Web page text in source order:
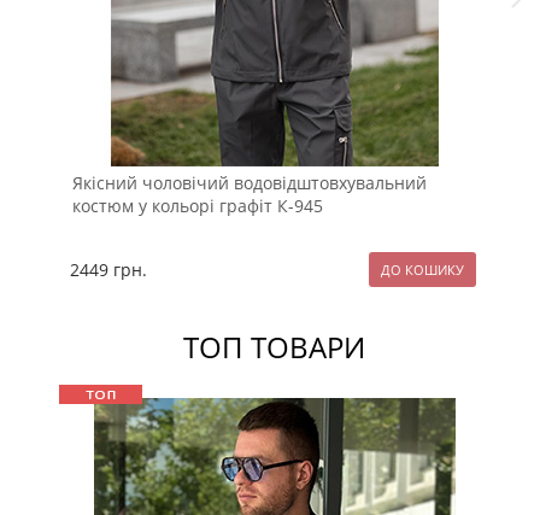
Якісний чоловічий водовідштовхувальний
костюм у кольорі графіт К-945
2449 грн.
ТОП ТОВАРИ